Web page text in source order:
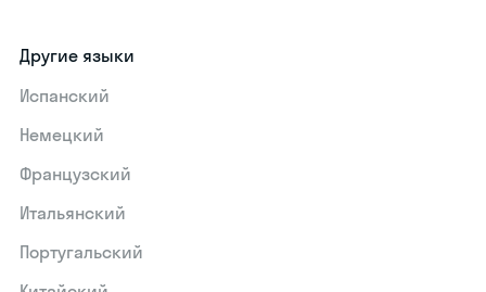
Другие языки
Испанский
Немецкий
Французский
Итальянский
Португальский